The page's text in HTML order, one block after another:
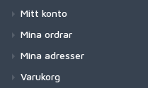
Mitt konto
Mina ordrar
Mina adresser
Varukorg